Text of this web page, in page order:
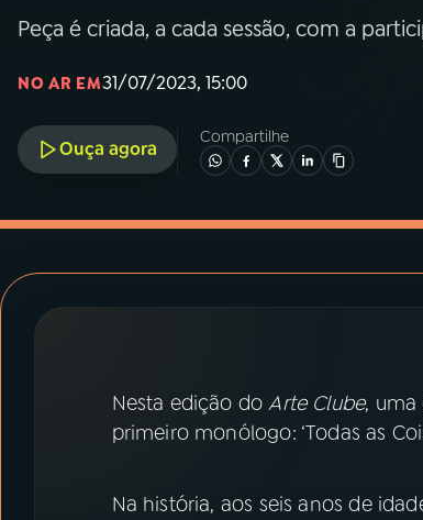
04 PROGRAMAS
ACOMPANHE A RÁDIO MEC
Instagram X
Peça é criada, a cada sessão, com a
NO AR EM31/07/2023, 15:00
Ouça agora
Compartilhe
Nesta edição doArte Clube, uma
primeiro monólogo: ‘Todas as
Na história, aos seis anos de